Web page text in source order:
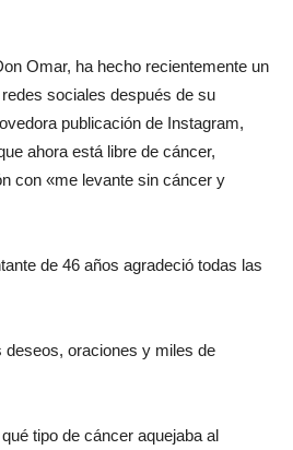
Omar, ha hecho recientemente un
sociales después de su
publicación de Instagram,
ahora está libre de cáncer,
con «me levante sin cáncer y
de 46 años agradeció todas las
deseos, oraciones y miles de
tipo de cáncer aquejaba al